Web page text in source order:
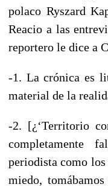
polaco Ryszard
Reacio a las
reportero le dice a
-1. La crónica es
material de la
-2. [¿‘Territorio
completamente
periodista como
miedo,